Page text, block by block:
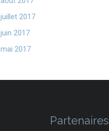
juillet 2017
juin 2017
mai 2017
Partenaires